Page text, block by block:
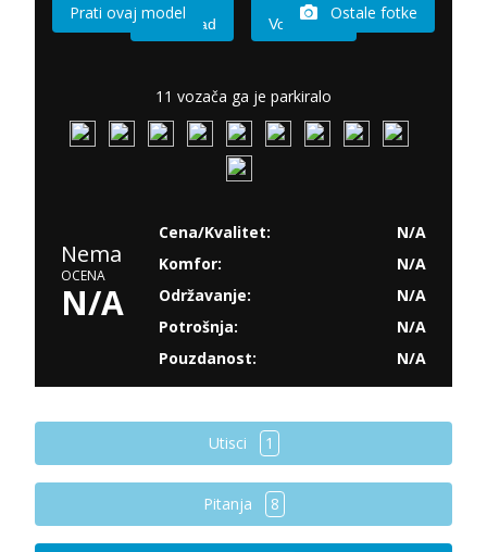
Imam sad Vozio sam
Prati ovaj model Ostale fotke
11 vozača ga je parkiralo
Nema
OCENA
N/A
Cena/Kvalitet:
N/A
Komfor:
N/A
Održavanje:
N/A
Potrošnja:
N/A
Pouzdanost:
N/A
Utisci 1
Pitanja 8